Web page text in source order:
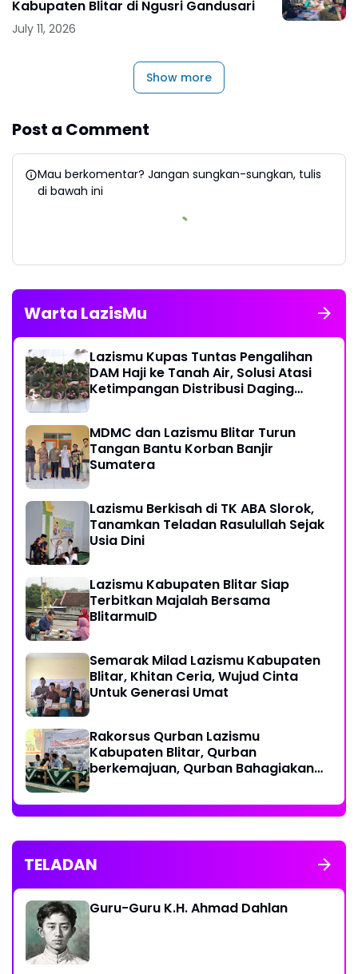
Kabupaten Blitar di Ngusri Gandusari
July 11, 2026
Show more
Post a Comment
Mau berkomentar? Jangan sungkan-sungkan, tulis
di bawah ini
Warta LazisMu
Lazismu Kupas Tuntas Pengalihan
DAM Haji ke Tanah Air, Solusi Atasi
Ketimpangan Distribusi Daging
MDMC dan Lazismu Blitar Turun
Tangan Bantu Korban Banjir
Sumatera
Lazismu Berkisah di TK ABA Slorok,
Tanamkan Teladan Rasulullah Sejak
Usia Dini
Lazismu Kabupaten Blitar Siap
Terbitkan Majalah Bersama
BlitarmuID
Semarak Milad Lazismu Kabupaten
Blitar, Khitan Ceria, Wujud Cinta
Untuk Generasi Umat
‎Rakorsus Qurban Lazismu
Kabupaten Blitar, Qurban
berkemajuan, Qurban Bahagiakan
TELADAN
Guru-Guru K.H. Ahmad Dahlan